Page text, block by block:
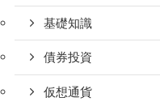
基礎知識
債券投資
仮想通貨